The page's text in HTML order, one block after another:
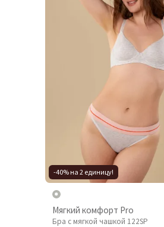
-40% на 2 единицу!
Мягкий комфорт Pro
Бра с мягкой чашкой 122SP